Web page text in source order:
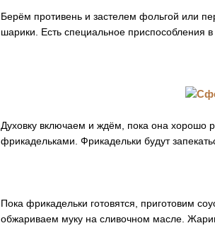
Берём противень и застелем фольгой или
шарики. Есть специальное приспособления
Духовку включаем и ждём, пока она хорошо
фрикадельками. Фрикадельки будут
Пока фрикадельки готовятся, приготовим
обжариваем муку на сливочном масле.